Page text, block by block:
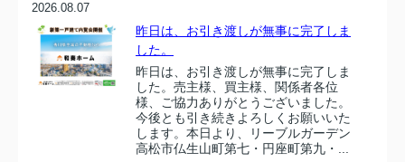
2026.08.07
昨日は、お引き渡しが無事に完了しま
した。
昨日は、お引き渡しが無事に完了しま
した。売主様、買主様、関係者各位
様、ご協力ありがとうございました。
今後とも引き続きよろしくお願いいた
します。本日より、リーブルガーデン
高松市仏生山町第七・円座町第九・...